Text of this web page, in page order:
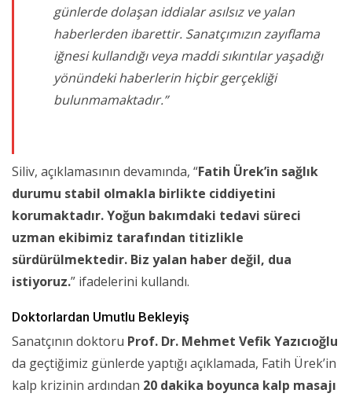
günlerde dolaşan iddialar asılsız ve yalan
haberlerden ibarettir. Sanatçımızın zayıflama
iğnesi kullandığı veya maddi sıkıntılar yaşadığı
yönündeki haberlerin hiçbir gerçekliği
bulunmamaktadır.”
Siliv, açıklamasının devamında, “Fatih Ürek’in sağlık
durumu stabil olmakla birlikte ciddiyetini
korumaktadır. Yoğun bakımdaki tedavi süreci
uzman ekibimiz tarafından titizlikle
sürdürülmektedir. Biz yalan haber değil, dua
istiyoruz.” ifadelerini kullandı.
Doktorlardan Umutlu Bekleyiş
Sanatçının doktoru Prof. Dr. Mehmet Vefik Yazıcıoğlu
da geçtiğimiz günlerde yaptığı açıklamada, Fatih Ürek’in
kalp krizinin ardından 20 dakika boyunca kalp masajı